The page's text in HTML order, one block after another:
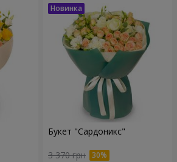
Букет "Сардоникс"
3 370 грн